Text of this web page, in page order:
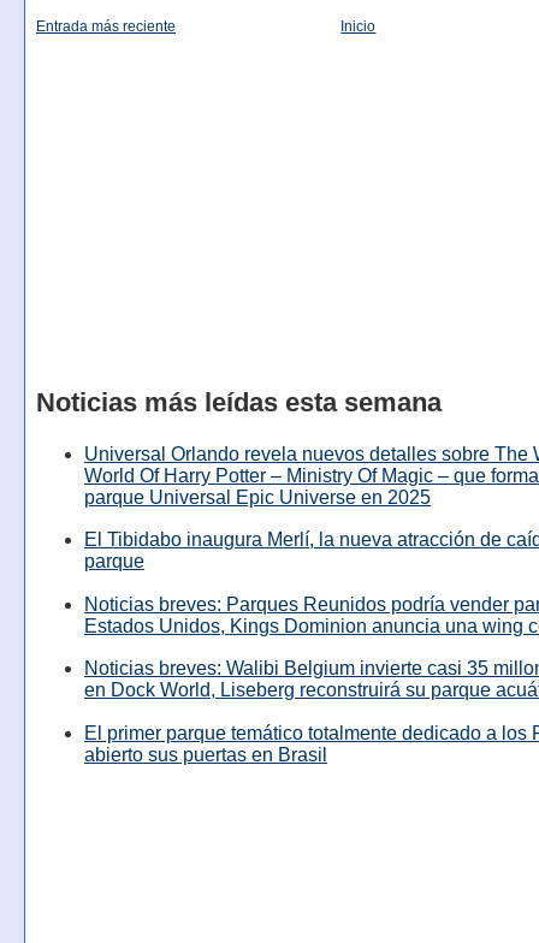
Entrada más reciente Inicio
Noticias más leídas esta semana
Universal Orlando revela nuevos detalles sobre The
World Of Harry Potter – Ministry Of Magic – que
parque Universal Epic Universe en 2025
El Tibidabo inaugura Merlí, la nueva atracción de
parque
Noticias breves: Parques Reunidos podría vender
Estados Unidos, Kings Dominion anuncia una wing
Noticias breves: Walibi Belgium invierte casi 35
en Dock World, Liseberg reconstruirá su parque
El primer parque temático totalmente dedicado a los
abierto sus puertas en Brasil